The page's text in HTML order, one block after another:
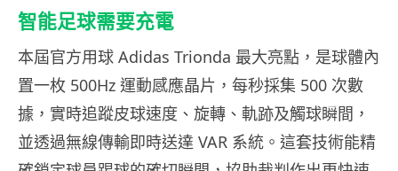
智能足球需要充電
本屆官方用球 Adidas Trionda 最大亮點，是球體內
置一枚 500Hz 運動感應晶片，每秒採集 500 次數
據，實時追蹤皮球速度、旋轉、軌跡及觸球瞬間，
並透過無線傳輸即時送達 VAR 系統。這套技術能精